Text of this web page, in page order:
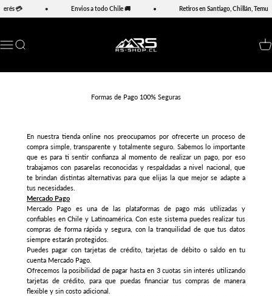
Ir al contenido
💳 Envios a todo Chile 🚚 Retiros en Santiago, Chillán,
Abrir menú de navegación
Abrir búsqueda
Formas de Pago 100% Seguras
En nuestra tienda online nos preocupamos por ofrecerte un proceso de
compra simple, transparente y totalmente seguro. Sabemos lo importante
que es para ti sentir confianza al momento de realizar un pago, por eso
trabajamos con pasarelas reconocidas y respaldadas a nivel nacional, que
te brindan distintas alternativas para que elijas la que mejor se adapte a
tus necesidades.
Mercado Pago
Mercado Pago es una de las plataformas de pago más utilizadas y
confiables en Chile y Latinoamérica. Con este sistema puedes realizar tus
compras de forma rápida y segura, con la tranquilidad de que tus datos
siempre estarán protegidos.
Puedes pagar con tarjetas de crédito, tarjetas de débito o saldo en tu
cuenta Mercado Pago.
Ofrecemos la posibilidad de pagar hasta en 3 cuotas sin interés utilizando
tarjetas de crédito, para que puedas financiar tus compras de manera
flexible y sin costo adicional.